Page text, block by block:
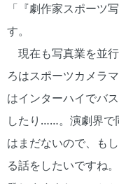
「『劇作家スポーツ
す。
現在も写真業を並
ろはスポーツカメラ
はインターハイでバ
したり……。演劇界で
はまだないので、も
る話をしたいですね